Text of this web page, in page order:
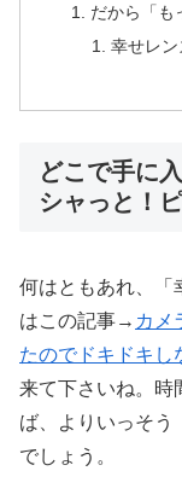
だから「も
幸せレン
どこで手に
シャっと！
何はともあれ、「
はこの記事→ カメ
たのでドキドキし
来て下さいね。時
ば、よりいっそう
でしょう。